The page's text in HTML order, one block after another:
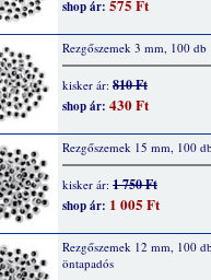
shop ár: 575 Ft
Rezgőszemek 3 mm, 100 db
kisker ár: 810 Ft
shop ár: 430 Ft
Rezgőszemek 15 mm, 100
kisker ár: 1 750 Ft
shop ár: 1 005 Ft
Rezgőszemek 12 mm, 100
öntapadós